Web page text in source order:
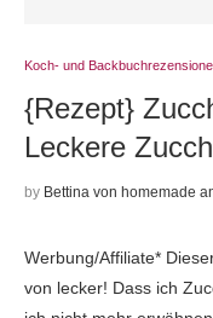
Koch- und
{Rezept}
Leckere
by Bettina von homemade
Werbung/Affiliate*
von lecker! Dass ich